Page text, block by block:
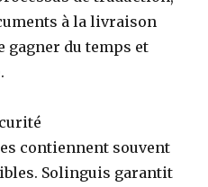
à la livraison
gagner du temps et
contiennent souvent
Solinguis garantit